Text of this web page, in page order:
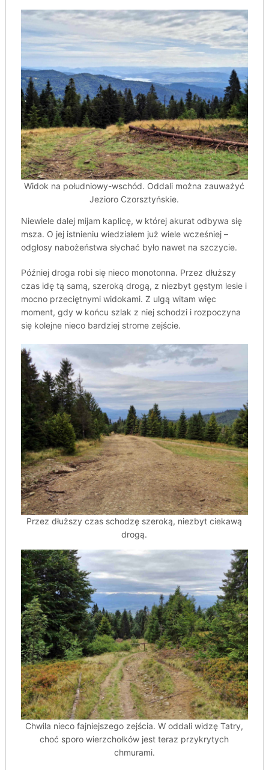
Widok na południowy-wschód. Oddali można zauważyć
Jezioro Czorsztyńskie.
Niewiele dalej mijam kaplicę, w której akurat odbywa się
msza. O jej istnieniu wiedziałem już wiele wcześniej –
odgłosy nabożeństwa słychać było nawet na szczycie.
Później droga robi się nieco monotonna. Przez dłuższy
czas idę tą samą, szeroką drogą, z niezbyt gęstym lesie i
mocno przeciętnymi widokami. Z ulgą witam więc
moment, gdy w końcu szlak z niej schodzi i rozpoczyna
się kolejne nieco bardziej strome zejście.
Przez dłuższy czas schodzę szeroką, niezbyt ciekawą
drogą.
Chwila nieco fajniejszego zejścia. W oddali widzę Tatry,
choć sporo wierzchołków jest teraz przykrytych
chmurami.